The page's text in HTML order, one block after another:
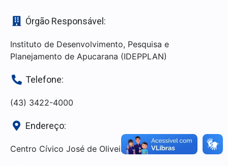
Órgão Responsável:
Instituto de Desenvolvimento, Pesquisa e
Planejamento de Apucarana (IDEPPLAN)
Telefone:
(43) 3422-4000
Endereço:
Centro Cívico José de Oliveira Rosa, 25